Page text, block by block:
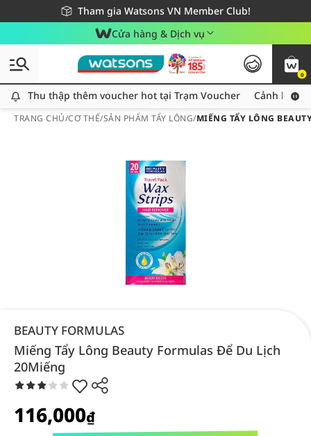
Tham gia Watsons VN Member Club!
Miễn phí giao hàng cho đơn hàng từ 249,000Đ
Giao hàng nhanh 24h - Áp dụng khu vực TP. Hồ Chí Minh
Cửa hàng & Dịch vụ
0
Thu thập thêm voucher hot tại Trạm Voucher
Thu thập thêm voucher hot tại Trạm Voucher Cảnh báo
TRANG CHỦ/CƠ THỂ/SẢN PHẨM TẨY LÔNG/MIẾNG TẨY LÔNG
BEAUTY FORMULAS
Miếng Tẩy Lông Beauty Formulas Để Du Lịch
20Miếng
116,000₫